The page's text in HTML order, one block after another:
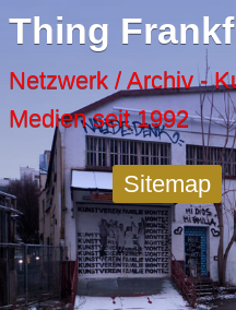
Thing
Netzwerk / Archiv -
Medien seit 1992
Sitemap
Home »Tags»
Menu
Artspaces
Cool Places
Frankfurt Diary
Activity